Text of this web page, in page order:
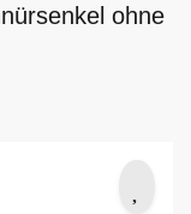
ohne